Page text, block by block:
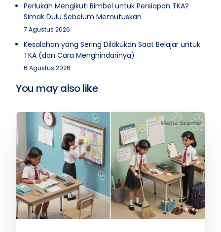
Perlukah Mengikuti Bimbel untuk Persiapan TKA?
Simak Dulu Sebelum Memutuskan
7 Agustus 2026
Kesalahan yang Sering Dilakukan Saat Belajar untuk
TKA (dan Cara Menghindarinya)
6 Agustus 2026
You may also like